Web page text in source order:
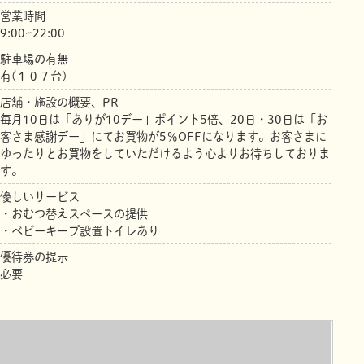
営業時間
9:00~22:00
駐車場の有無
有(１０７台)
店舗・施設の概要、PR
毎月10日は「ありが10デー」ポイント5倍、20日・30日は「お
客さま感謝デー」にてお買物が5％OFFになります。お客さまに
ゆったりとお買物をしていただけるよう心よりお待ちしておりま
す。
優しいサービス
・おむつ替えスペースの提供
・ベビーキープ設置トイレあり
優待券の提示
必要